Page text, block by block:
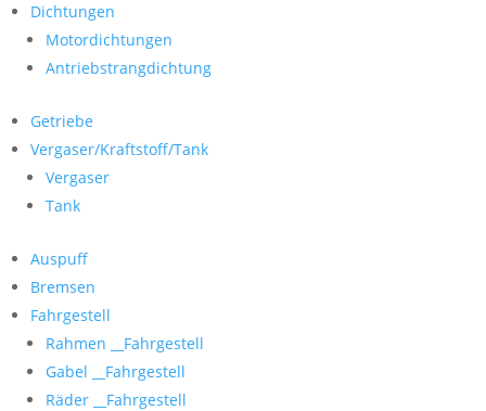
Dichtungen
Motordichtungen
Antriebstrangdichtung
Getriebe
Vergaser/Kraftstoff/Tank
Vergaser
Tank
Auspuff
Bremsen
Fahrgestell
Rahmen __Fahrgestell
Gabel __Fahrgestell
Räder __Fahrgestell